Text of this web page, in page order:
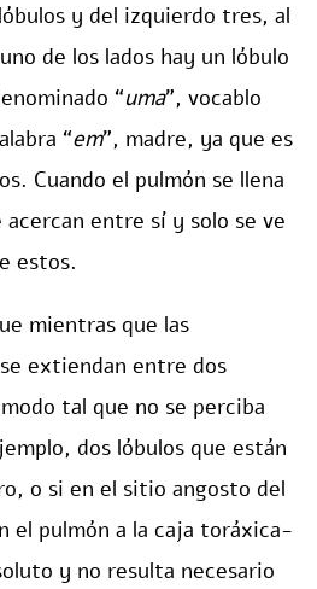
y del izquierdo tres, al
de los lados hay un lóbulo
“uma”, vocablo
“em”, madre, ya que es
Cuando el pulmón se llena
acercan entre sí y solo se ve
estos.
mientras que las
extiendan entre dos
tal que no se perciba
dos lóbulos que están
o si en el sitio angosto del
el pulmón a la caja toráxica-
y no resulta necesario